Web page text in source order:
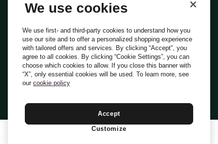
Everli Shoppers
Scopri chi siamo
Domande frequenti
Lavora con noi
Diventa Shopper
Investitori
PrivacyCookiePreferenze Cookie
Termini e Condizioni
Italiano
We use cookies
We use first- and third-party cookies to understand how you
use our site and to offer a personalized shopping experience
with tailored offers and services. By clicking “Accept”, you
agree to all cookies. By clicking “Cookie Settings”, you can
choose which cookies to allow. If you close this banner with
“X”, only essential cookies will be used. To learn more, see
our cookie policy
Accept
Customize